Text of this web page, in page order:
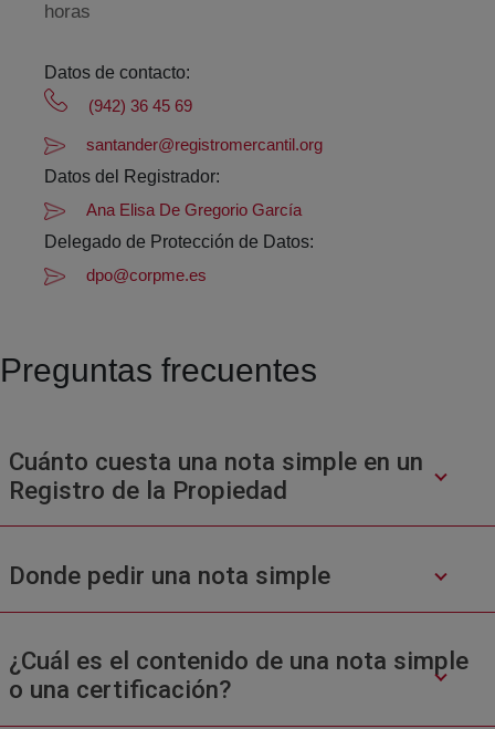
horas
Datos de contacto:
(942) 36 45 69
santander@registromercantil.org
Datos del Registrador:
Ana Elisa De Gregorio García
Delegado de Protección de Datos:
dpo@corpme.es
Preguntas frecuentes
Cuánto cuesta una nota simple en un
Registro de la Propiedad
Donde pedir una nota simple
¿Cuál es el contenido de una nota simple
o una certificación?